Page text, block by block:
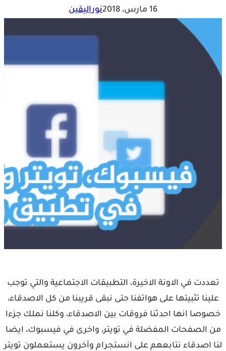
16 مارس، 2018 نوراليقين
تعددت في الاونة الاخيرة، التطبيقات الاجتماعية والتي توجب
علينا تثبيتها على هواتفنا حتى نبقى قريبنا من كل الاصدقاء،
خصوصا انها احدثنا فروقات بين الاصدقاء، وكلنا نملك جزءا
من الصفحات المفضلة في تويتر، واخرى في فيسبوك، ايضا
لنا اصدقاء نتابعهم على انستجرام وآخرون يستعملون تويتر